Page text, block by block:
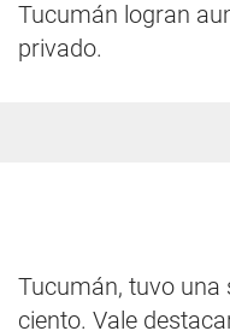
Tucumán logran
privado.
Tucumán, tuvo una
ciento. Vale